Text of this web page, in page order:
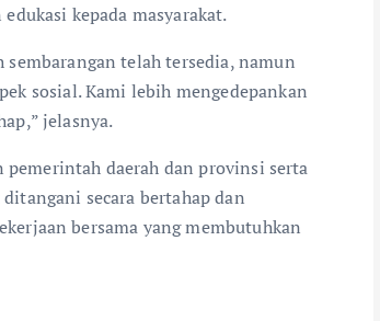
kepada masyarakat.
sembarangan telah tersedia, namun
sosial. Kami lebih mengedepankan
jelasnya.
daerah dan provinsi serta
secara bertahap dan
bersama yang membutuhkan